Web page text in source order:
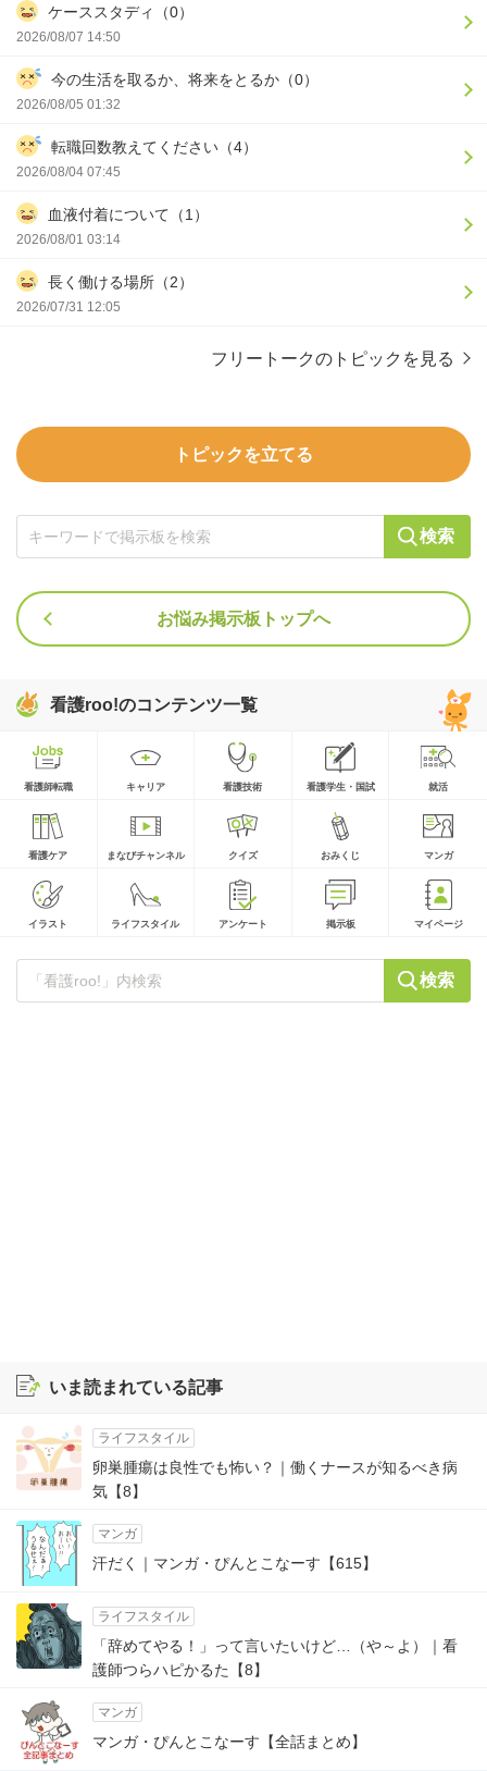
ケーススタディ（0）
2026/08/07 14:50
今の生活を取るか、将来をとるか（0）
2026/08/05 01:32
転職回数教えてください（4）
2026/08/04 07:45
血液付着について（1）
2026/08/01 03:14
長く働ける場所（2）
2026/07/31 12:05
フリートークのトピックを見る
トピックを立てる
検索
お悩み掲示板トップへ
看護roo!のコンテンツ一覧
看護師転職 キャリア 看護技術 看護学生・国試 就活
看護ケア まなびチャンネル クイズ おみくじ マンガ
イラスト ライフスタイル アンケート 掲示板 マイページ
検索
いま読まれている記事
ライフスタイル
卵巣腫瘍は良性でも怖い？｜働くナースが知るべき病
気【8】
マンガ
汗だく｜マンガ・ぴんとこなーす【615】
ライフスタイル
「辞めてやる！」って言いたいけど…（や～よ）｜看
護師つらハピかるた【8】
マンガ
マンガ・ぴんとこなーす【全話まとめ】